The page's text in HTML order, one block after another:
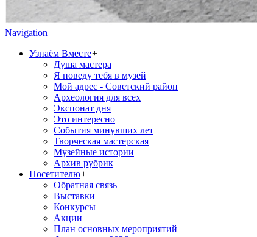
Navigation
Узнаём Вместе+
Душа мастера
Я поведу тебя в музей
Мой адрес - Советский район
Археология для всех
Экспонат дня
Это интересно
События минувших лет
Творческая мастерская
Музейные истории
Архив рубрик
Посетителю+
Обратная связь
Выставки
Конкурсы
Акции
План основных мероприятий